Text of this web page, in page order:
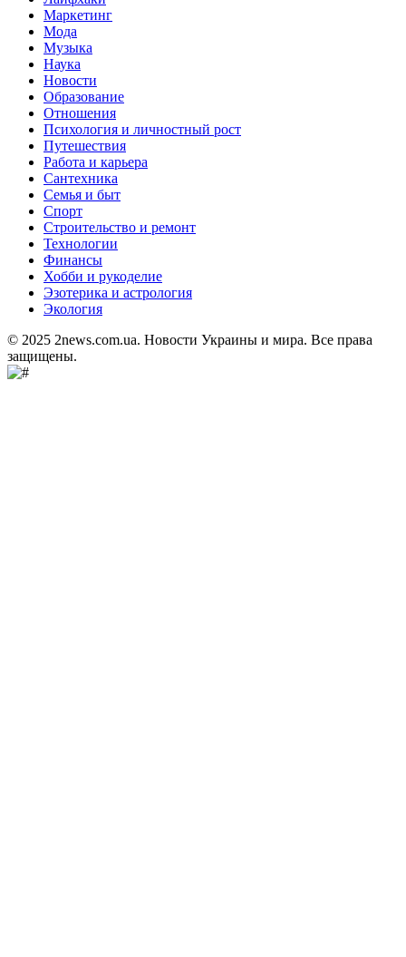
Маркетинг
Мода
Музыка
Наука
Новости
Образование
Отношения
Психология и личностный рост
Путешествия
Работа и карьера
Сантехника
Семья и быт
Спорт
Строительство и ремонт
Технологии
Финансы
Хобби и рукоделие
Эзотерика и астрология
Экология
© 2025 2news.com.ua. Новости Украины и мира. Все права
защищены.